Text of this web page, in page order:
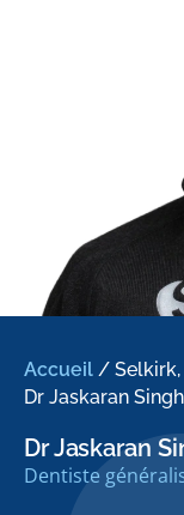
Accueil / Selkirk,
Dr Jaskaran
Dr Jaskaran
Dentiste